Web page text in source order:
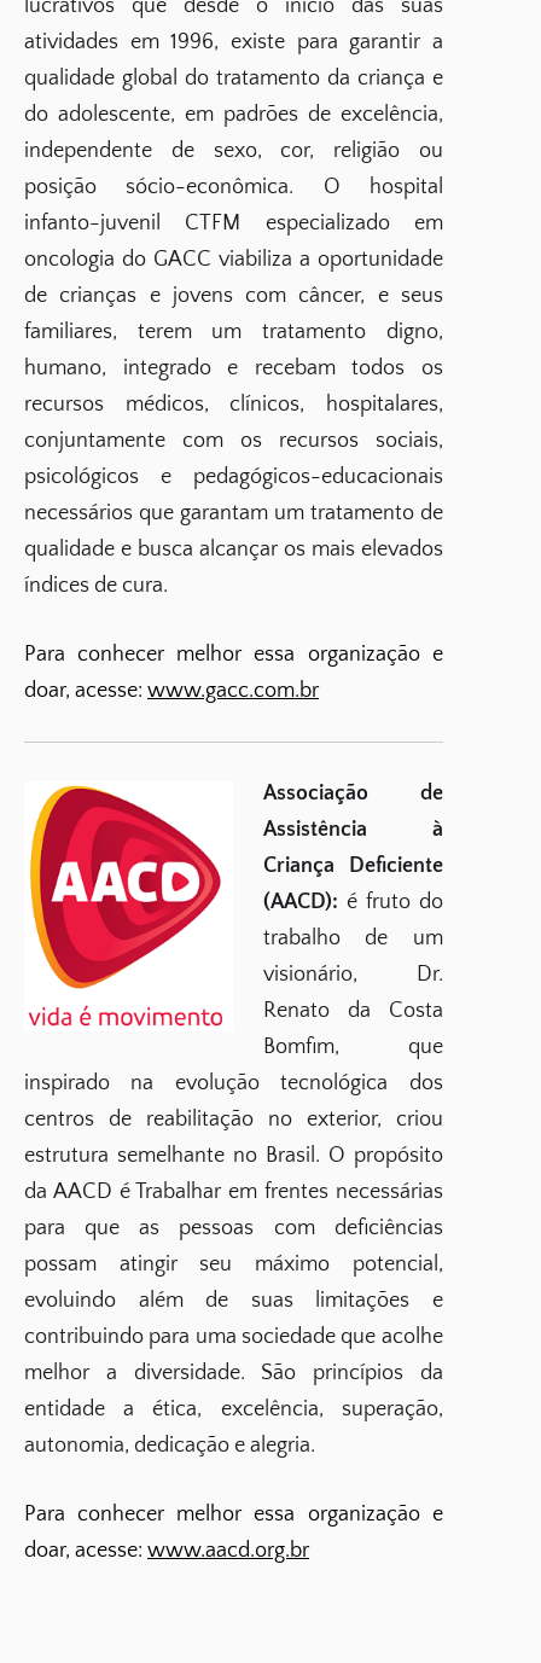
lucrativos que desde o início das suas
atividades em 1996, existe para garantir a
qualidade global do tratamento da criança e
do adolescente, em padrões de excelência,
independente de sexo, cor, religião ou
posição sócio-econômica. O hospital
infanto-juvenil CTFM especializado em
oncologia do GACC viabiliza a oportunidade
de crianças e jovens com câncer, e seus
familiares, terem um tratamento digno,
humano, integrado e recebam todos os
recursos médicos, clínicos, hospitalares,
conjuntamente com os recursos sociais,
psicológicos e pedagógicos-educacionais
necessários que garantam um tratamento de
qualidade e busca alcançar os mais elevados
índices de cura.
Para conhecer melhor essa organização e
doar, acesse: www.gacc.com.br
Associação de
Assistência à
Criança Deficiente
(AACD): é fruto do
trabalho de um
visionário, Dr.
Renato da Costa
Bomfim, que
inspirado na evolução tecnológica dos
centros de reabilitação no exterior, criou
estrutura semelhante no Brasil. O propósito
da AACD é Trabalhar em frentes necessárias
para que as pessoas com deficiências
possam atingir seu máximo potencial,
evoluindo além de suas limitações e
contribuindo para uma sociedade que acolhe
melhor a diversidade. São princípios da
entidade a ética, excelência, superação,
autonomia, dedicação e alegria.
Para conhecer melhor essa organização e
doar, acesse: www.aacd.org.br